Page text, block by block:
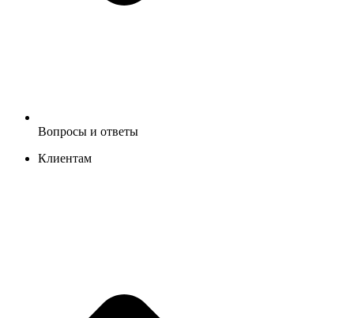
Вопросы и ответы
Клиентам